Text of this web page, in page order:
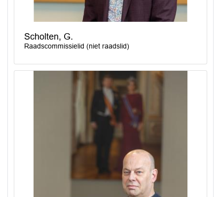
Scholten, G.
Raadscommissielid (niet raadslid)